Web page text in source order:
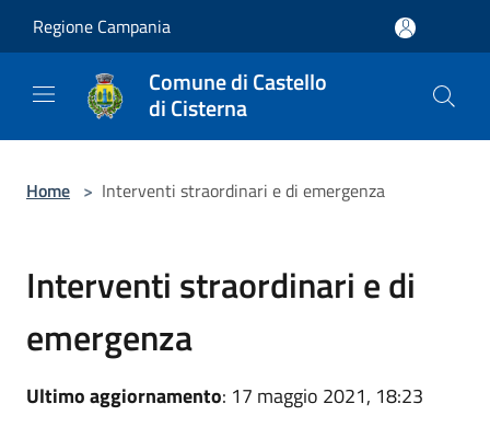
Regione Campania
Comune di Castello
di Cisterna
Home > Interventi straordinari e di emergenza
Interventi straordinari e di
emergenza
Ultimo aggiornamento: 17 maggio 2021, 18:23